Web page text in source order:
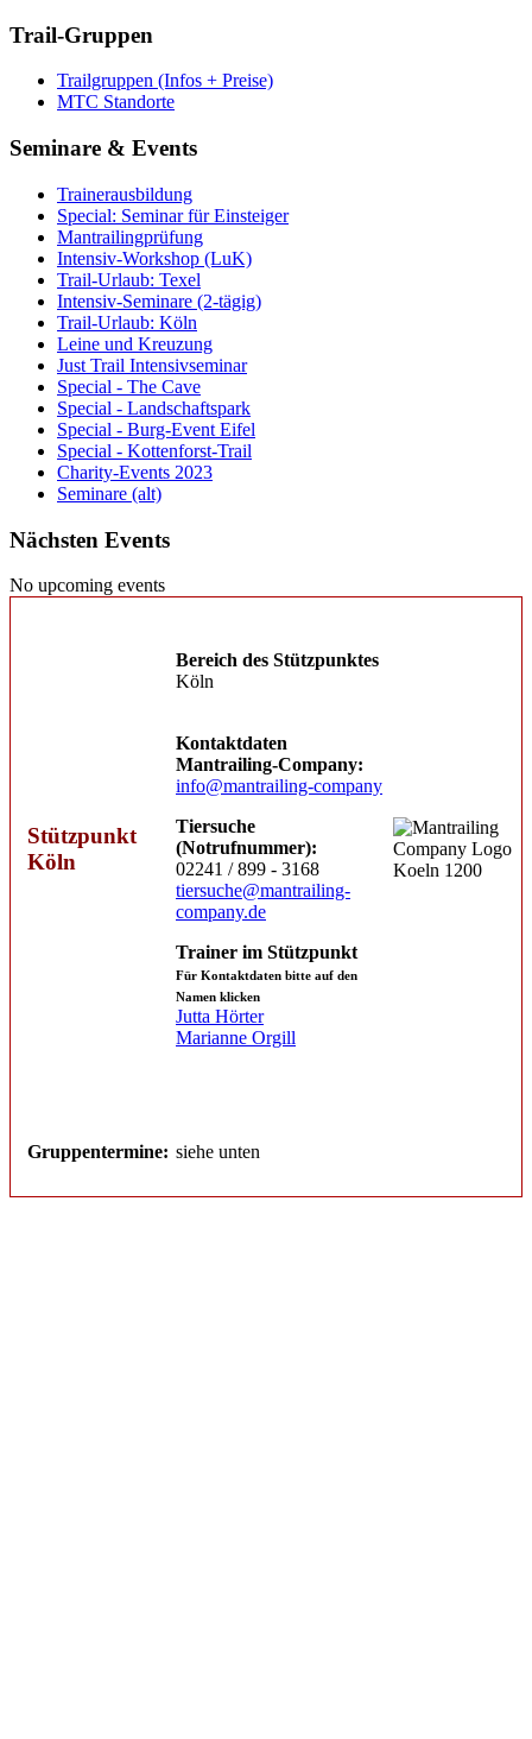
Trail-Gruppen
Trailgruppen (Infos + Preise)
MTC Standorte
Seminare & Events
Trainerausbildung
Special: Seminar für Einsteiger
Mantrailingprüfung
Intensiv-Workshop (LuK)
Trail-Urlaub: Texel
Intensiv-Seminare (2-tägig)
Trail-Urlaub: Köln
Leine und Kreuzung
Just Trail Intensivseminar
Special - The Cave
Special - Landschaftspark
Special - Burg-Event Eifel
Special - Kottenforst-Trail
Charity-Events 2023
Seminare (alt)
Nächsten Events
No upcoming events
Stützpunkt
Köln
Bereich des Stützpunktes
Köln
Kontaktdaten
Mantrailing-Company:
info@mantrailing-company
Tiersuche
(Notrufnummer):
02241 / 899 - 3168
tiersuche@mantrailing-
company.de
Trainer im Stützpunkt
Für Kontaktdaten bitte auf den
Namen klicken
Jutta Hörter
Marianne Orgill
Gruppentermine: siehe unten